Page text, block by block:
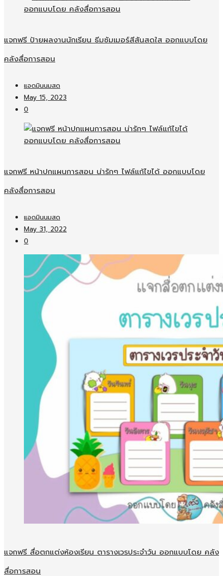
แจกฟรี ป้ายผลงานนักเรียน ธีมซัมเมอร์สีสันสดใส ออกแบบโดย
คลังสื่อการสอน
แอดมินนมสด
May 15, 2023
0
แจกฟรี หน้าปกแผนการสอน น่ารักๆ ไฟล์แก้ไขได้ ออกแบบโดย
คลังสื่อการสอน
แอดมินนมสด
May 31, 2022
0
แจกฟรี สื่อตกแต่งห้องเรียน ตารางเวรประจำวัน ออกแบบโดย คลัง
สื่อการสอน